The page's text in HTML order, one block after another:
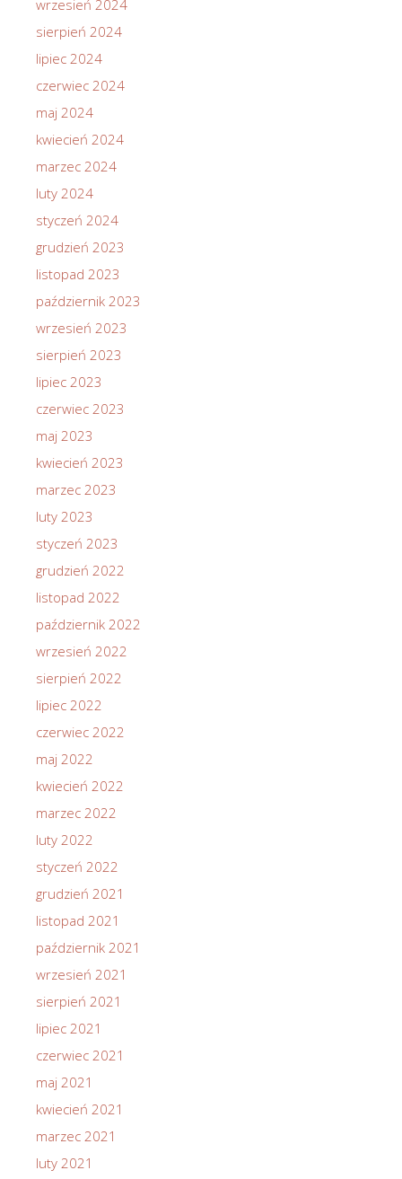
wrzesień 2024
sierpień 2024
lipiec 2024
czerwiec 2024
maj 2024
kwiecień 2024
marzec 2024
luty 2024
styczeń 2024
grudzień 2023
listopad 2023
październik 2023
wrzesień 2023
sierpień 2023
lipiec 2023
czerwiec 2023
maj 2023
kwiecień 2023
marzec 2023
luty 2023
styczeń 2023
grudzień 2022
listopad 2022
październik 2022
wrzesień 2022
sierpień 2022
lipiec 2022
czerwiec 2022
maj 2022
kwiecień 2022
marzec 2022
luty 2022
styczeń 2022
grudzień 2021
listopad 2021
październik 2021
wrzesień 2021
sierpień 2021
lipiec 2021
czerwiec 2021
maj 2021
kwiecień 2021
marzec 2021
luty 2021